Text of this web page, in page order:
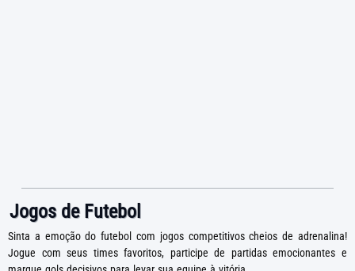
Jogos de Futebol
Sinta a emoção do futebol com jogos competitivos cheios de adrenalina!
Jogue com seus times favoritos, participe de partidas emocionantes e